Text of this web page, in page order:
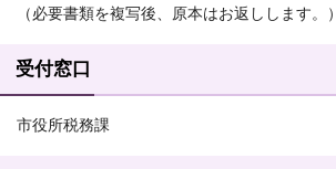
（必要書類を複写後、原本はお返しします。）
受付窓口
市役所税務課